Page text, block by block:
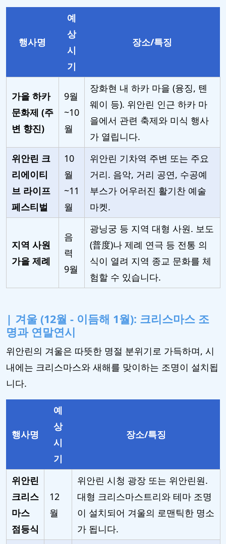
행사명
예
상
시
기
장소/특징
가을 하카
문화제 (주
변 향진)
9월
~10
월
장화현 내 하카 마을 (융징, 톈
웨이 등). 위안린 인근 하카 마
을에서 관련 축제와 미식 행사
가 열립니다.
위안린 크
리에이티
브 라이프
페스티벌
10
월
~11
월
위안린 기차역 주변 또는 주요
거리. 음악, 거리 공연, 수공예
부스가 어우러진 활기찬 예술
마켓.
지역 사원
가을 제례
음
력
9월
광닝궁 등 지역 대형 사원. 보도
(普度)나 제례 연극 등 전통 의
식이 열려 지역 종교 문화를 체
험할 수 있습니다.
| 겨울 (12월 - 이듬해 1월): 크리스마스 조
명과 연말연시
위안린의 겨울은 따뜻한 명절 분위기로 가득하며, 시
내에는 크리스마스와 새해를 맞이하는 조명이 설치됩
니다.
행사명
예
상
시
기
장소/특징
위안린
크리스
마스
점등식
12
월
위안린 시청 광장 또는 위안린원.
대형 크리스마스트리와 테마 조명
이 설치되어 겨울의 로맨틱한 명소
가 됩니다.